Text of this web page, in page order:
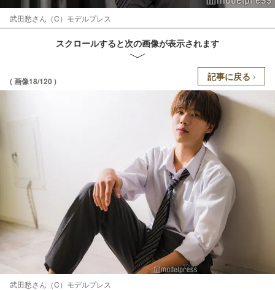
武田愁さん（C）モデルプレス
スクロールすると次の画像が表示されます
( 画像18/120 ) 記事に戻る
武田愁さん（C）モデルプレス